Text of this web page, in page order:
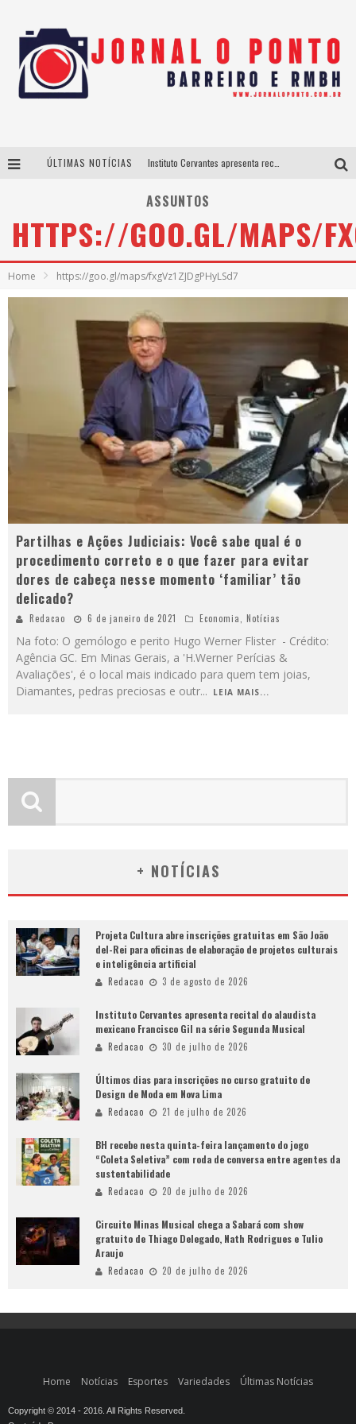
ÚLTIMAS NOTÍCIAS
BH recebe nesta quinta-feira lançamento do jogo “Coleta Seletiva” com roda de conversa entre agentes da sustentabilidade
Projeta Cultura abre inscrições gratuitas em São João del-Rei para oficinas de elaboração de projetos culturais e inteligência artificial
ASSUNTOS
HTTPS://GOO.GL/MAPS/
Home https://goo.gl/maps/fxgVz1ZJDgPHyLSd7
Partilhas e Ações Judiciais: Você sabe qual é o
procedimento correto e o que fazer para evitar
dores de cabeça nesse momento ‘familiar’ tão
delicado?
Redacao 6 de janeiro de 2021 Economia, Notícias
Na foto: O gemólogo e perito Hugo Werner Flister - Crédito:
Agência GC. Em Minas Gerais, a 'H.Werner Perícias &
Avaliações', é o local mais indicado para quem tem joias,
Diamantes, pedras preciosas e outr... LEIA MAIS...
+ NOTÍCIAS
Projeta Cultura abre inscrições gratuitas em São João
del-Rei para oficinas de elaboração de projetos culturais
e inteligência artificial
Redacao 3 de agosto de 2026
Instituto Cervantes apresenta recital do alaudista
mexicano Francisco Gil na série Segunda Musical
Redacao 30 de julho de 2026
Últimos dias para inscrições no curso gratuito de
Design de Moda em Nova Lima
Redacao 21 de julho de 2026
BH recebe nesta quinta-feira lançamento do jogo
“Coleta Seletiva” com roda de conversa entre agentes da
sustentabilidade
Redacao 20 de julho de 2026
Circuito Minas Musical chega a Sabará com show
gratuito de Thiago Delegado, Nath Rodrigues e Tulio
Araujo
Redacao 20 de julho de 2026
Home Notícias Esportes Variedades Últimas Notícias
Copyright © 2014 - 2016. All Rights Reserved.